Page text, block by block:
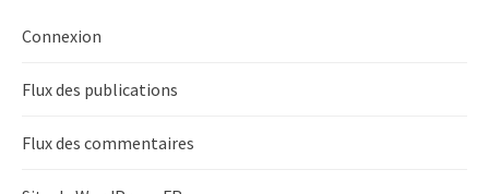
Connexion
Flux des publications
Flux des commentaires